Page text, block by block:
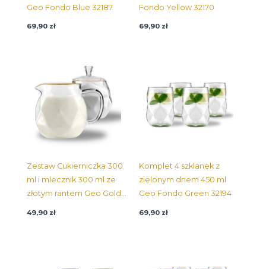
Geo Fondo Blue 32187
69,90 zł
Fondo Yellow 32170
69,90 zł
Zestaw Cukierniczka 300
ml i mlecznik 300 ml ze
złotym rantem Geo Gold
49,90 zł
Komplet 4 szklanek z
zielonym dnem 450 ml
Geo Fondo Green 32194
69,90 zł